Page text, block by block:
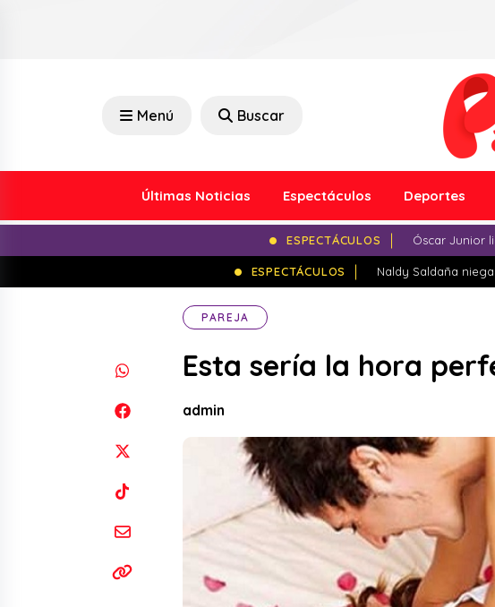
Menú Buscar
Últimas Noticias Espectáculos Deportes
ESPECTÁCULOS Óscar Junior
ESPECTÁCULOS Naldy Saldaña
PAREJA
Esta sería la hora
admin